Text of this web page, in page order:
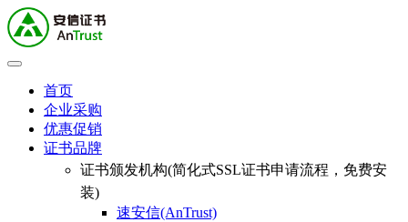
首页
企业采购
优惠促销
证书品牌
证书颁发机构(简化式SSL证书申请流程，免费安
装)
速安信(AnTrust)